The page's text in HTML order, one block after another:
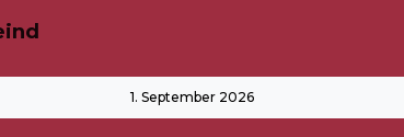
1. September 2026